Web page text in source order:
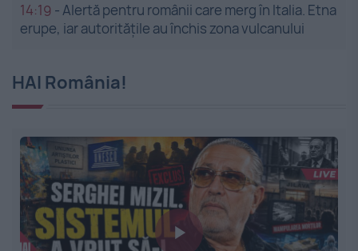
14:19 -Alertă pentru românii care merg în Italia. Etna
erupe, iar autoritățile au închis zona vulcanului
HAI România!